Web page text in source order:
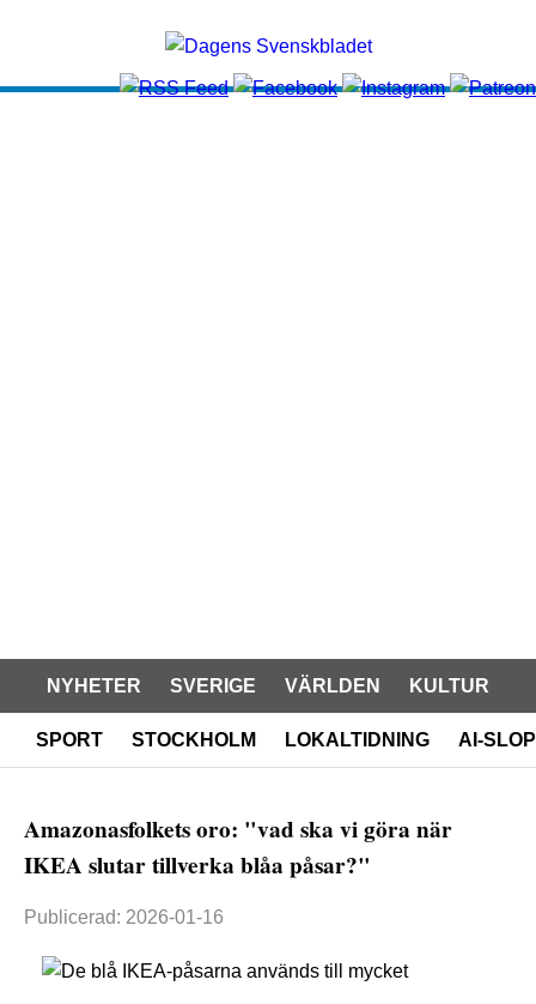
NYHETER SVERIGE VÄRLDEN KULTUR
SPORT STOCKHOLM LOKALTIDNING AI-SLOP
Amazonasfolkets oro: "vad ska vi göra när
IKEA slutar tillverka blåa påsar?"
Publicerad: 2026-01-16